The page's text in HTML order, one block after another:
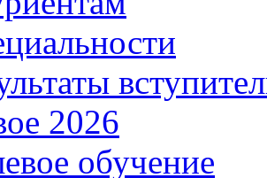
2026
обучение